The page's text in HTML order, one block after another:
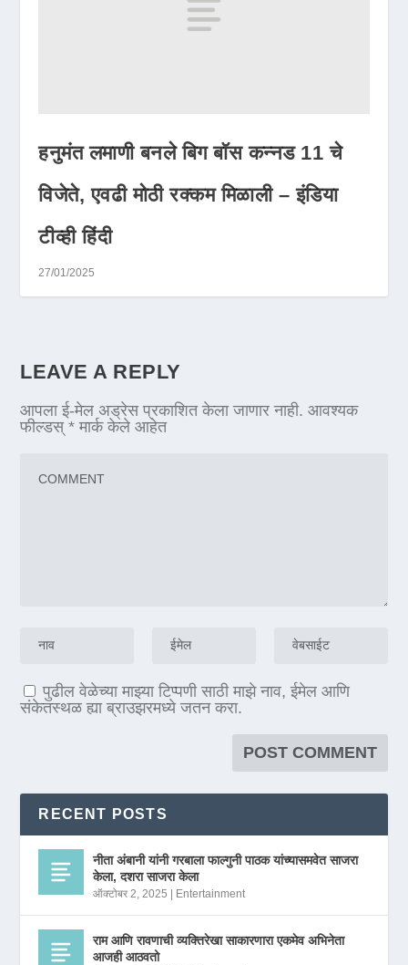
हनुमंत लमाणी बनले बिग बॉस कन्नड 11 चे
विजेते, एवढी मोठी रक्कम मिळाली – इंडिया
टीव्ही हिंदी
27/01/2025
LEAVE A REPLY
आपला ई-मेल अड्रेस प्रकाशित केला जाणार नाही. आवश्यक
फील्डस्* मार्क केले आहेत
पुढील वेळेच्या माझ्या टिप्पणी साठी माझे नाव, ईमेल आणि
संकेतस्थळ ह्या ब्राउझरमध्ये जतन करा.
RECENT POSTS
नीता अंबानी यांनी गरबाला फाल्गुनी पाठक यांच्यासमवेत साजरा
केला, दशरा साजरा केला
ऑक्टोबर 2, 2025 | Entertainment
राम आणि रावणाची व्यक्तिरेखा साकारणारा एकमेव अभिनेता
आजही आठवतो